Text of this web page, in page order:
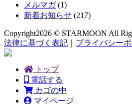
メルマガ(1)
新着お知らせ (217)
Copyright2026 © STARMOON All
法律に基づく表記
プライバシー
トップ
電話する
カゴの中
マイページ